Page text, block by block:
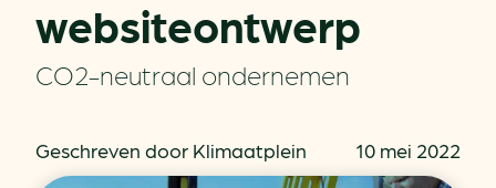
websiteontwerp
CO2-neutraal ondernemen
Geschreven door Klimaatplein 10 mei 2022